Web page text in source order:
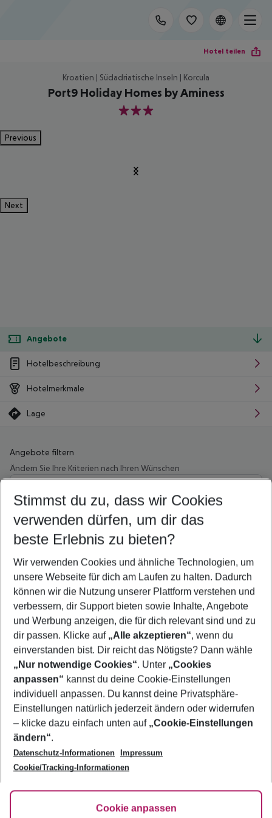
Hotel teilen
Kroatien | Südadriatische Inseln | Korcula
Port9 Holiday Homes by Aminess
3
Previous
Next
Angebote
Hotelbeschreibung
Hotelmerkmale
Lage
Angebote filtern
Ändern Sie Ihre Kriterien nach Ihren Wünschen
Wähle deinen Abflughafen
Beliebiger Abflughafen
Wähle deinen Reisezeitraum
5-8 Nächte
2 Erwachsene Keine Kinder
Mehr Filter anzeigen
Footer
Footer navigation
Über uns
AGB
Bestpreisgarantie
Cookie-Einstellungen ändern
Cookie-Richtlinie
Agenturbetreuung
Barrierefreies Reisen
FAQ
HanseMerkur Reiseversicherung
Folge uns
Stimmst du zu, dass wir Cookies
verwenden dürfen, um dir das
beste Erlebnis zu bieten?
Wir verwenden Cookies und ähnliche Technologien, um
unsere Webseite für dich am Laufen zu halten. Dadurch
können wir die Nutzung unserer Plattform verstehen und
verbessern, dir Support bieten sowie Inhalte, Angebote
und Werbung anzeigen, die für dich relevant sind und zu
dir passen. Klicke auf „Alle akzeptieren“, wenn du
einverstanden bist. Dir reicht das Nötigste? Dann wähle
„Nur notwendige Cookies“. Unter „Cookies
anpassen“ kannst du deine Cookie-Einstellungen
individuell anpassen. Du kannst deine Privatsphäre-
Einstellungen natürlich jederzeit ändern oder widerrufen
– klicke dazu einfach unten auf „Cookie-Einstellungen
ändern“.
Datenschutz-Informationen
Impressum
Cookie/Tracking-Informationen
Cookie anpassen